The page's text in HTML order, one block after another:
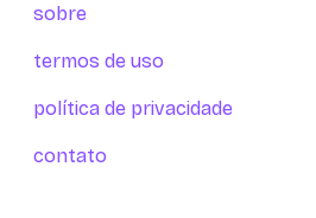
sobre
termos de uso
política de privacidade
contato